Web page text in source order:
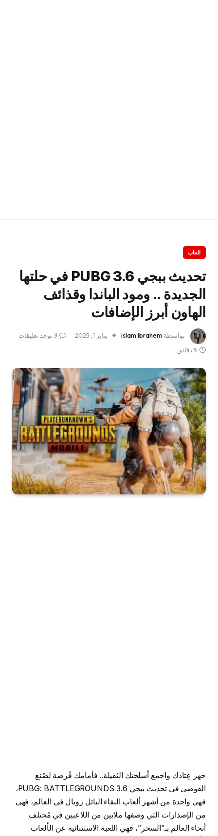
العاب
تحديث ببجي PUBG 3.6 في حلتها
الجديدة .. ومود الباندا وقذائف
الهاون أبرز الإضافات
بواسطة islam Ibrahem يناير 1, 2025
لا توجد تعليقات
5 دقائق
جهز عِتادك واجمع أسلحتك الثقيلة.. فأمامك فُرصة لصُنع
الفوضى في تحديث ببجي PUBG: BATTLEGROUNDS 3.6،
فهي واحدة من أشهر ألعاب البقاء الباتل رويال في العالم، فهي
من الإصدارات التي وصفها ملايين من اللاعبين في مُختلف
أنحاء العالم بـ”السحر”، فهي اللعبة الاستثنائية عن الألعاب